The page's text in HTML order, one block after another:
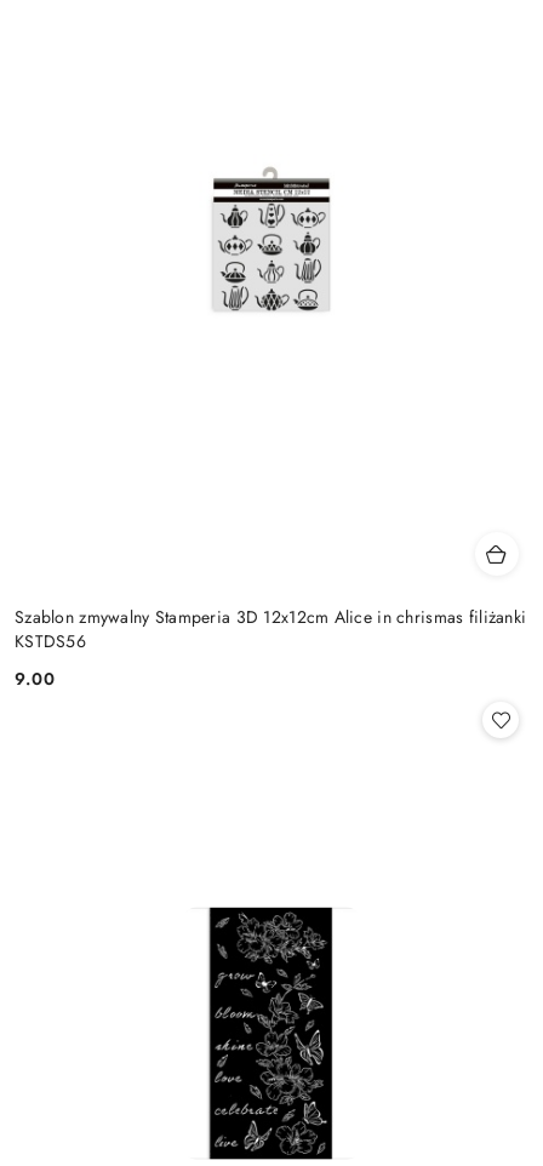
Szablon zmywalny Stamperia 3D 12x12cm Alice in chrismas filiżanki
KSTDS56
Cena:
9.00